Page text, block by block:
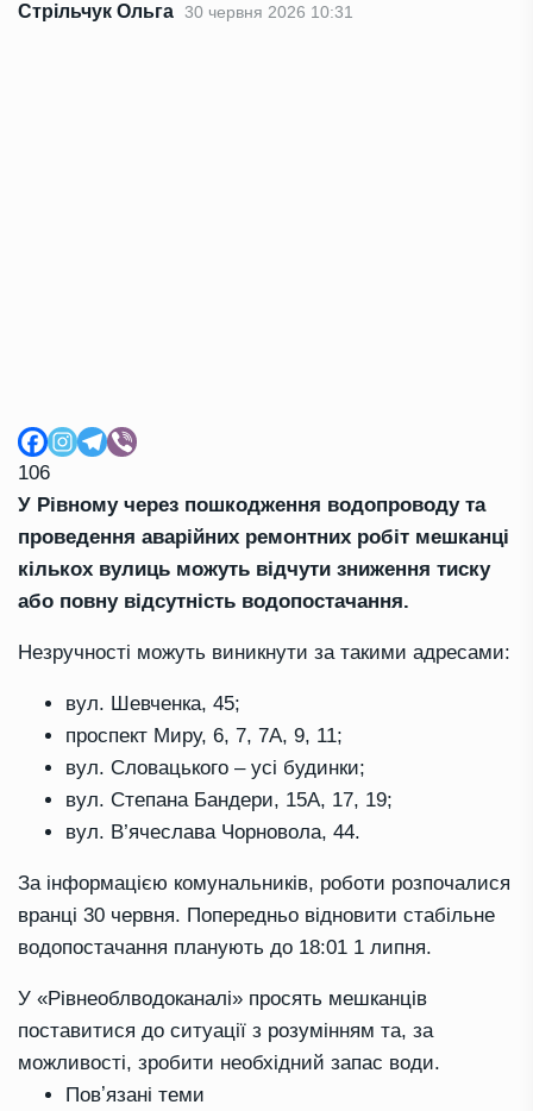
Стрільчук Ольга 30 червня 2026 10:31
106
У Рівному через пошкодження водопроводу та
проведення аварійних ремонтних робіт мешканці
кількох вулиць можуть відчути зниження тиску
або повну відсутність водопостачання.
Незручності можуть виникнути за такими адресами:
вул. Шевченка, 45;
проспект Миру, 6, 7, 7А, 9, 11;
вул. Словацького – усі будинки;
вул. Степана Бандери, 15А, 17, 19;
вул. В’ячеслава Чорновола, 44.
За інформацією комунальників, роботи розпочалися
вранці 30 червня. Попередньо відновити стабільне
водопостачання планують до 18:01 1 липня.
У «Рівнеоблводоканалі» просять мешканців
поставитися до ситуації з розумінням та, за
можливості, зробити необхідний запас води.
Повʼязані теми